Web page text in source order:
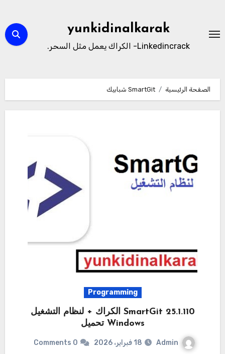
المحتوى
yunkidinalkarak
Linkedincrack- الكراك يعمل مثل السحر.
الصفحة الرئيسية SmartGit شبابيك
Programming
SmartGit 25.1.110 الكراك + لنظام التشغيل
Windows تحميل
Admin 18 فبراير، 2026 0 Comments